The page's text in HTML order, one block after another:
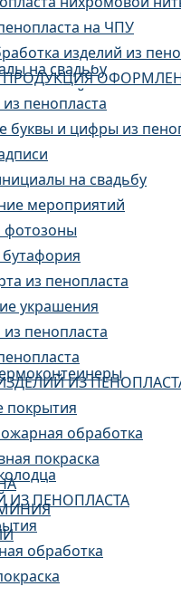
на ЧПУ
изделий из
пенопласта
буквы и цифры из
на свадьбу
мероприятий
фотозоны
из пенопласта
украшения
пенопласта
ИЗ
покрытия
обработка
покраска
из пенопласта
на свадьбу
И ТЕРМОКОНТЕЙНЕРЫ
и мебели
пищевые
труб
ИЗ ПЕНОПЛАСТА
обработка